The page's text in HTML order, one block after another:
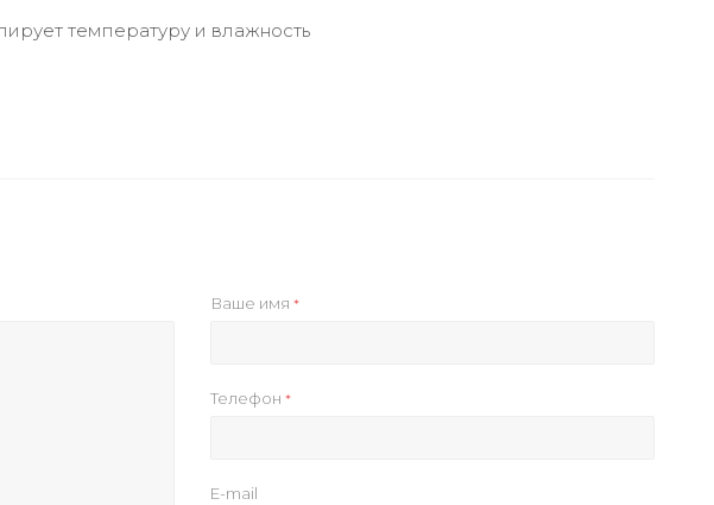
температуру и влажность
Ваше имя *
Телефон *
E-mail